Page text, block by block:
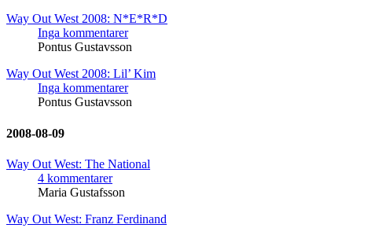
Way Out West 2008: N*E*R*D
Inga kommentarer
Pontus Gustavsson
Way Out West 2008: Lil’ Kim
Inga kommentarer
Pontus Gustavsson
2008-08-09
Way Out West: The National
4 kommentarer
Maria Gustafsson
Way Out West: Franz Ferdinand